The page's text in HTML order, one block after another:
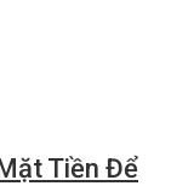
Tiền Để